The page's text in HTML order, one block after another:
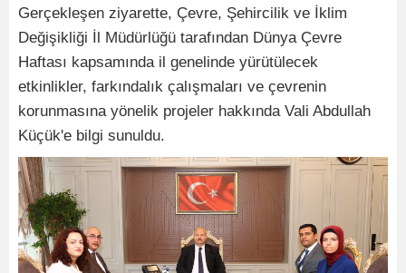
Gerçekleşen ziyarette, Çevre, Şehircilik ve İklim
Değişikliği İl Müdürlüğü tarafından Dünya Çevre
Haftası kapsamında il genelinde yürütülecek
etkinlikler, farkındalık çalışmaları ve çevrenin
korunmasına yönelik projeler hakkında Vali Abdullah
Küçük'e bilgi sunuldu.